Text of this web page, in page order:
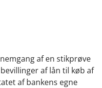
af en stikprøve
af lån til køb af
af bankens egne